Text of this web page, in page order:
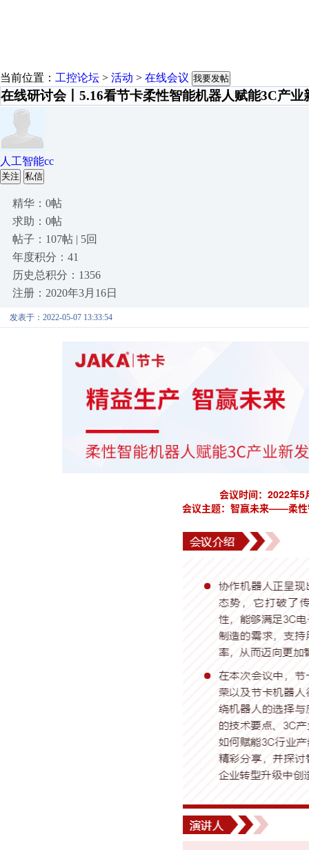
当前位置： 工控论坛 > 活动 > 在线会议 我要发帖
在线研讨会丨5.16看节卡柔性智能机器人赋能3C产业
人工智能cc
关注 私信
精华：0帖
求助：0帖
帖子：107帖 | 5回
年度积分：41
历史总积分：1356
注册：2020年3月16日
发表于：2022-05-07 13:33:54
会议时间：2022年
会议主题：智赢未来——柔性